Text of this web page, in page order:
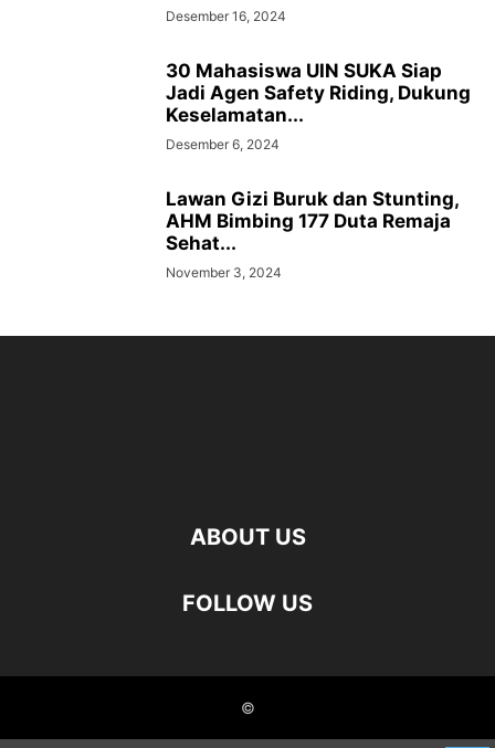
Desember 16, 2024
30 Mahasiswa UIN SUKA Siap
Jadi Agen Safety Riding, Dukung
Keselamatan...
Desember 6, 2024
Lawan Gizi Buruk dan Stunting,
AHM Bimbing 177 Duta Remaja
Sehat...
November 3, 2024
ABOUT US
FOLLOW US
©